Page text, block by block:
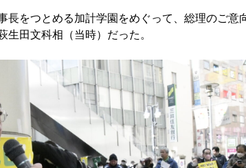
をつとめる加計学園をめぐって、総理のご意
生田文科相（当時）だった。